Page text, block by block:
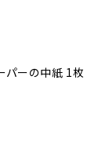
パーの中紙 1枚